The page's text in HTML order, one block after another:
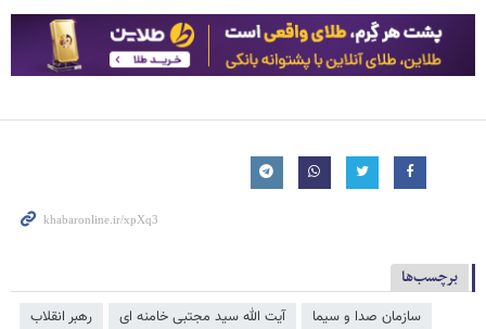
برچسب‌ها
سازمان صدا و سیما آیت الله سید مجتبی خامنه ای رهبر انقلاب